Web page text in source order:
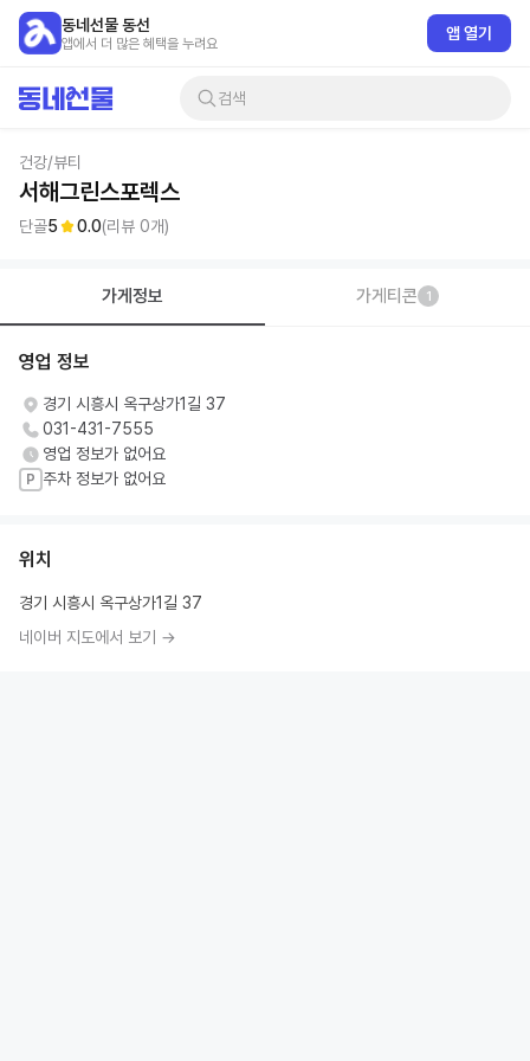
동네선물 동선
앱에서 더 많은 혜택을 누려요
앱 열기
검색
건강/뷰티
서해그린스포렉스
단골5 0.0(리뷰 0개)
가게정보 가게티콘 1
영업 정보
경기 시흥시 옥구상가1길 37
031-431-7555
영업 정보가 없어요
P 주차 정보가 없어요
위치
경기 시흥시 옥구상가1길 37
네이버 지도에서 보기 →